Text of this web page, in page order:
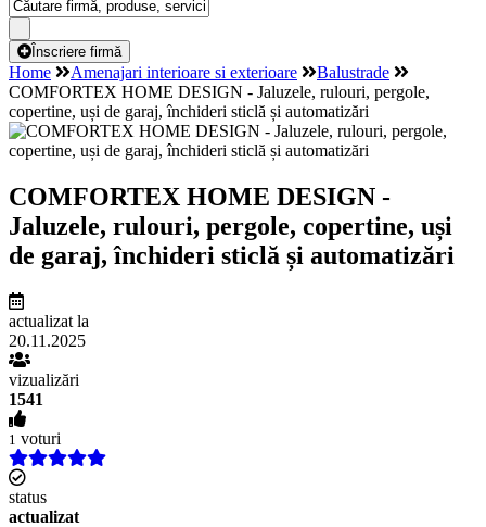
Înscriere firmă
Home Amenajari interioare si exterioare
Balustrade
COMFORTEX HOME DESIGN - Jaluzele, rulouri, pergole,
copertine, uși de garaj, închideri sticlă și automatizări
COMFORTEX HOME DESIGN -
Jaluzele, rulouri, pergole, copertine, uși
de garaj, închideri sticlă și automatizări
actualizat la
20.11.2025
vizualizări
1541
1 voturi
status
actualizat